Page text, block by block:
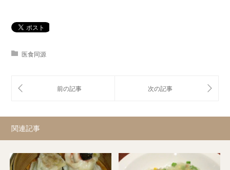
医食同源
関連記事